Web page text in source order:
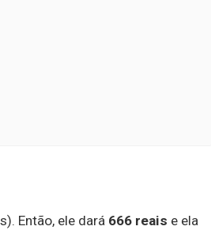
Então, ele dará 666 reais e ela